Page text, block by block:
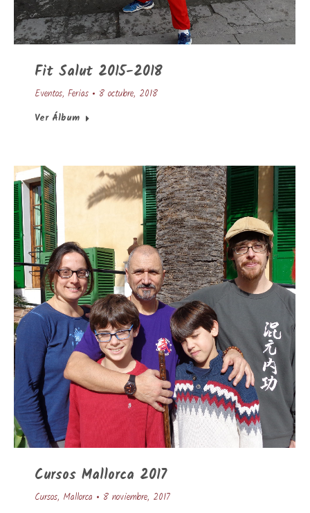
Fit Salut 2015-2018
Eventos, Ferias
8 octubre, 2018
Ver Álbum
Cursos Mallorca 2017
Cursos, Mallorca
8 noviembre, 2017